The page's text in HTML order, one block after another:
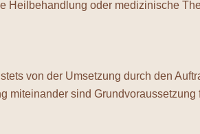
oder medizinische
von der Umsetzung durch den
miteinander sind